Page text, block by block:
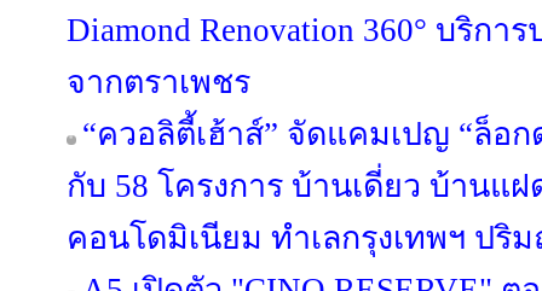
Diamond Renovation 360° บริกา
จากตราเพชร
“ควอลิตี้เฮ้าส์” จัดแคมเปญ “ล็อ
กับ 58 โครงการ บ้านเดี่ยว บ้านแ
คอนโดมิเนียม ทำเลกรุงเทพฯ ปริ